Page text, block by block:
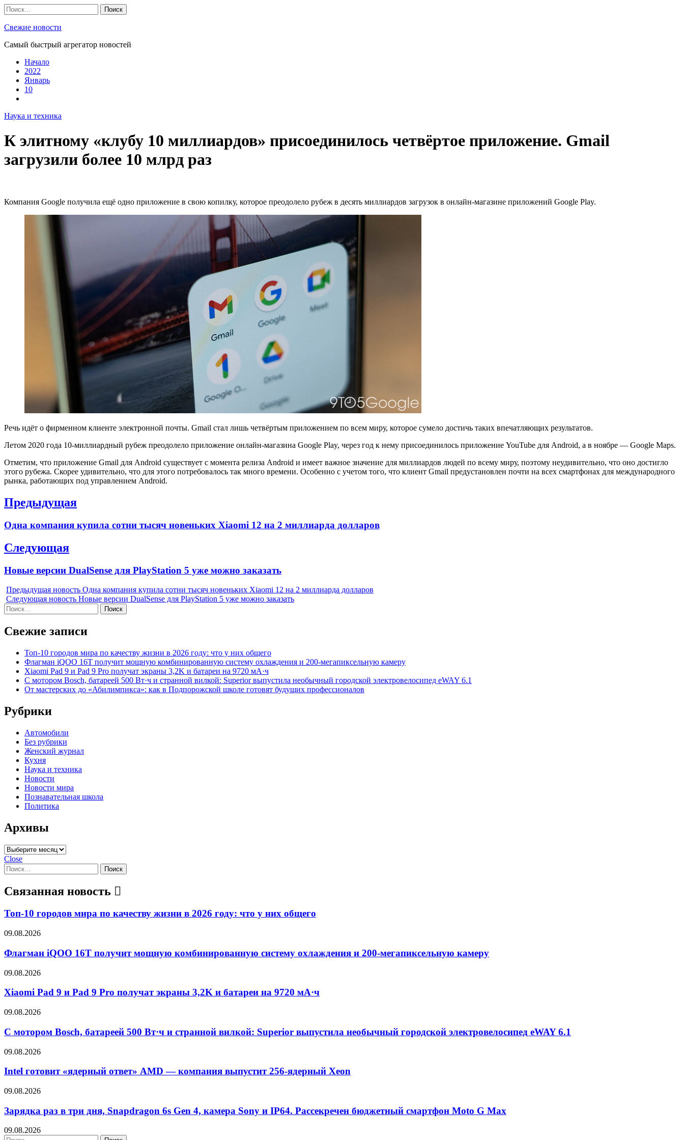
Skip
to
content
Найти:
Свежие новости
Самый быстрый агрегатор новостей
Начало
2022
Январь
10
Наука и техника
К элитному «клубу 10 миллиардов» присоединилось четвёртое приложение. Gmail
загрузили более 10 млрд раз
Компания Google получила ещё одно приложение в свою копилку, которое преодолело рубеж в десять миллиардов загрузок в онлайн-магазине приложений Google Play.
Речь идёт о фирменном клиенте электронной почты. Gmail стал лишь четвёртым приложением по всем миру, которое сумело достичь таких впечатляющих результатов.
Летом 2020 года 10-миллиардный рубеж преодолело приложение онлайн-магазина Google Play, через год к нему присоединилось приложение YouTube для Android, а в ноябре — Google Maps.
Отметим, что приложение Gmail для Android существует с момента релиза Android и имеет важное значение для миллиардов людей по всему миру, поэтому неудивительно, что оно достигло
этого рубежа. Скорее удивительно, что для этого потребовалось так много времени. Особенно с учетом того, что клиент Gmail предустановлен почти на всех смартфонах для международного
рынка, работающих под управлением Android.
Навигация
записям
Предыдущая
Previous
post:
Одна компания купила сотни тысяч новеньких Xiaomi 12 на 2 миллиарда долларов
Следующая
Next
Новые версии DualSense для PlayStation 5 уже можно заказать
Предыдущая новость Одна компания купила сотни тысяч новеньких Xiaomi 12 на 2 миллиарда долларов
Следующая новость Новые версии DualSense для PlayStation 5 уже можно заказать
Найти:
Свежие записи
Топ-10 городов мира по качеству жизни в 2026 году: что у них общего
Флагман iQOO 16T получит мощную комбинированную систему охлаждения и 200-мегапиксельную камеру
Xiaomi Pad 9 и Pad 9 Pro получат экраны 3,2K и батареи на 9720 мА·ч
С мотором Bosch, батареей 500 Вт·ч и странной вилкой: Superior выпустила необычный городской электровелосипед eWAY 6.1
От мастерских до «Абилимпикса»: как в Подпорожской школе готовят будущих профессионалов
Рубрики
Автомобили
Без рубрики
Женский журнал
Кухня
Наука и техника
Новости
Новости мира
Познавательная школа
Политика
Архивы
Архивы
Close
Найти:
Связанная новость
Топ-10 городов мира по качеству жизни в 2026 году: что у них общего
09.08.2026
Флагман iQOO 16T получит мощную комбинированную систему охлаждения и 200-мегапиксельную камеру
09.08.2026
Xiaomi Pad 9 и Pad 9 Pro получат экраны 3,2K и батареи на 9720 мА·ч
09.08.2026
С мотором Bosch, батареей 500 Вт·ч и странной вилкой: Superior выпустила необычный городской электровелосипед eWAY 6.1
09.08.2026
Intel готовит «ядерный ответ» AMD — компания выпустит 256-ядерный Xeon
09.08.2026
Зарядка раз в три дня, Snapdragon 6s Gen 4, камера Sony и IP64. Рассекречен бюджетный смартфон Moto G Max
09.08.2026